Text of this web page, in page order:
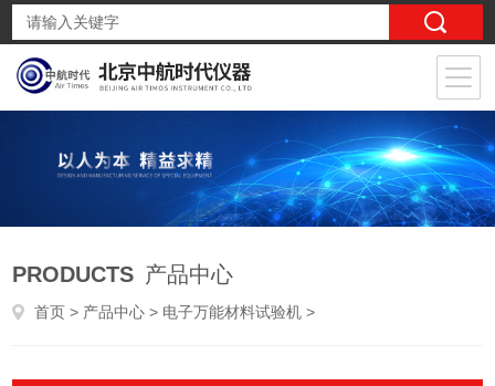
PRODUCTS 产品中心
首页 > 产品中心 > 电子万能材料试验机 >